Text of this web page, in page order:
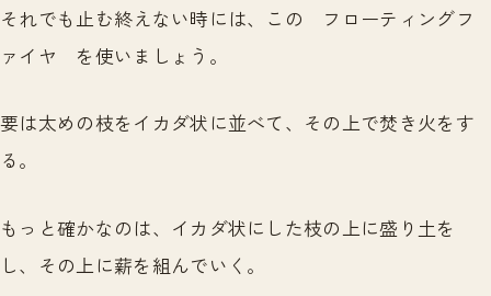
それでも止む終えない時には、この フローティングフ
ァイヤ を使いましょう。
要は太めの枝をイカダ状に並べて、その上で焚き火をす
る。
もっと確かなのは、イカダ状にした枝の上に盛り土を
し、その上に薪を組んでいく。